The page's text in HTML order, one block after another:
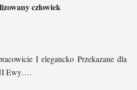
człowiek
I elegancko Przekazane dla
Ewy….